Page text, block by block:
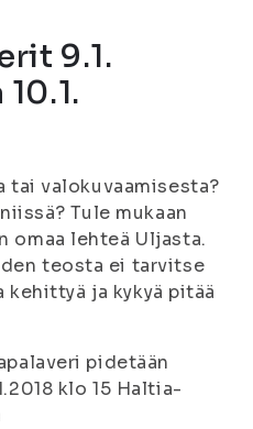
9.1.
valokuvaamisesta?
Tule mukaan
omaa lehteä Uljasta.
teosta ei tarvitse
kehittyä ja kykyä pitää
pidetään
klo 15 Haltia-